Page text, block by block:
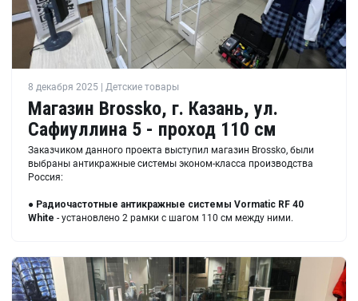
8 декабря 2025 | Детские товары
Магазин Brossko, г. Казань, ул.
Сафиуллина 5 - проход 110 см
Заказчиком данного проекта выступил магазин Brossko, были
выбраны антикражные системы эконом-класса производства
Россия:
● Радиочастотные антикражные системы Vormatic RF 40
White - установлено 2 рамки с шагом 110 см между ними.